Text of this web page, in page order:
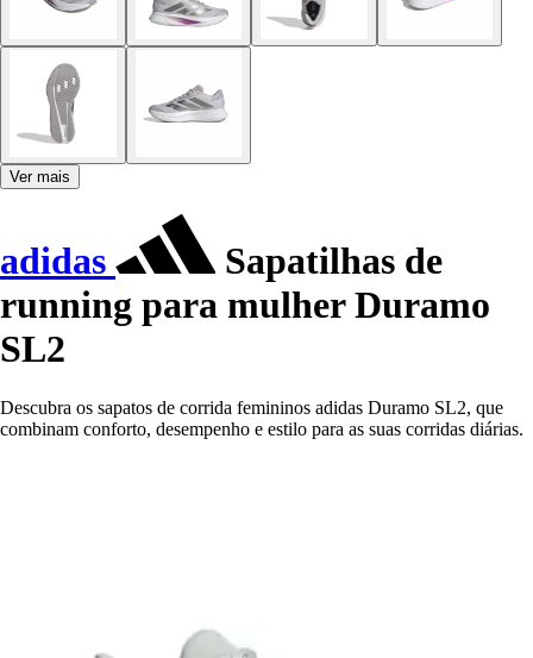
Ver mais
adidas
Sapatilhas de
running para mulher Duramo
SL2
Descubra os sapatos de corrida femininos adidas Duramo SL2, que
combinam conforto, desempenho e estilo para as suas corridas diárias.